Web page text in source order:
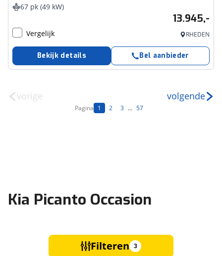
67 pk (49 kW)
13.945,-
Vergelijk RHEDEN
Bekijk details Bel aanbieder
vorige
Pagina 1 2 3 ... 57
volgende
Kia Picanto Occasion
Filteren 3